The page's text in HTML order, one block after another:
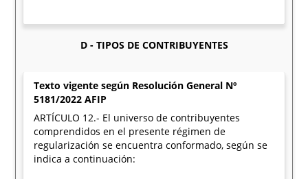
D - TIPOS DE CONTRIBUYENTES
Texto vigente según Resolución General Nº
5181/2022 AFIP
ARTÍCULO 12.- El universo de contribuyentes
comprendidos en el presente régimen de
regularización se encuentra conformado, según se
indica a continuación: